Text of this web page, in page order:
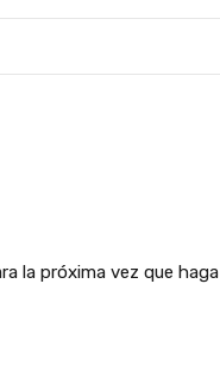
la próxima vez que haga